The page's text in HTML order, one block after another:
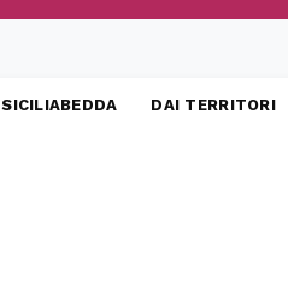
SICILIABEDDA DAI TERRITORI